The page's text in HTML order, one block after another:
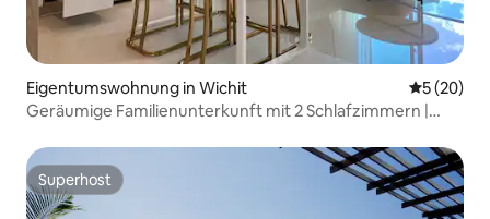
Eigentumswohnung in Wichit
5 (20)
Geräumige Familienunterkunft mit 2 Schlafzimmern |
Superhost
Superhost